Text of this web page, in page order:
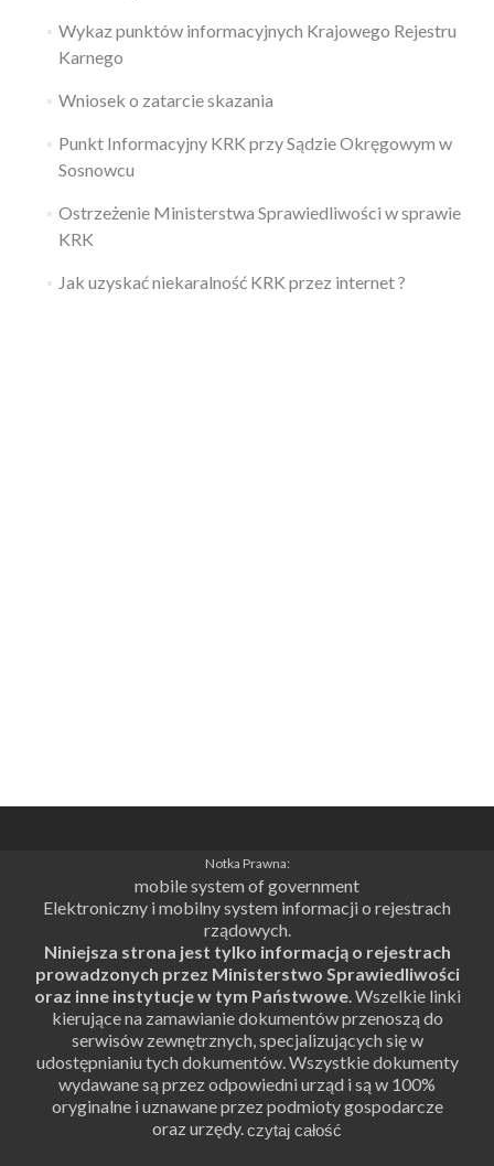
Wykaz punktów informacyjnych Krajowego Rejestru
Karnego
Wniosek o zatarcie skazania
Punkt Informacyjny KRK przy Sądzie Okręgowym w
Sosnowcu
Ostrzeżenie Ministerstwa Sprawiedliwości w sprawie
KRK
Jak uzyskać niekaralność KRK przez internet ?
Notka Prawna:
mobile system of government
Elektroniczny i mobilny system informacji o rejestrach
rządowych.
Niniejsza strona jest tylko informacją o rejestrach
prowadzonych przez Ministerstwo Sprawiedliwości
oraz inne instytucje w tym Państwowe. Wszelkie linki
kierujące na zamawianie dokumentów przenoszą do
serwisów zewnętrznych, specjalizujących się w
udostępnianiu tych dokumentów. Wszystkie dokumenty
wydawane są przez odpowiedni urząd i są w 100%
oryginalne i uznawane przez podmioty gospodarcze
oraz urzędy.